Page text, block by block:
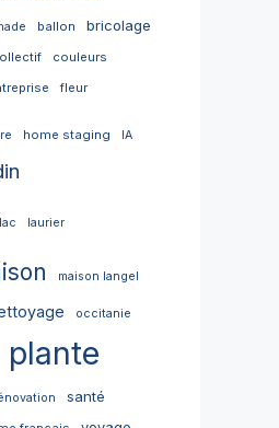
ballon bricolage
couleurs
fleur
home staging IA
lac laurier
maison langel
occitanie
plante
santé